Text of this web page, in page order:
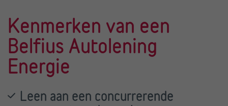
Kenmerken van een
Belfius Autolening
Energie
Leen aan een concurrerende